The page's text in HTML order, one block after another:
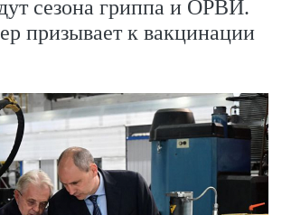
сезона гриппа и ОРВИ.
призывает к вакцинации